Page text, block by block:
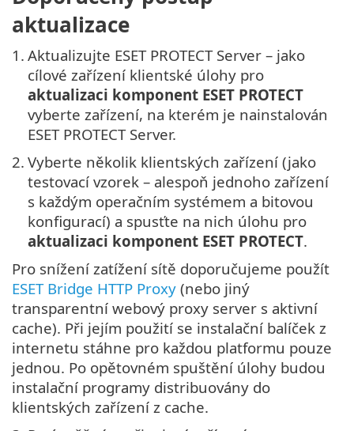
aktualizace
1. Aktualizujte ESET PROTECT Server – jako
cílové zařízení klientské úlohy pro
aktualizaci komponent ESET PROTECT
vyberte zařízení, na kterém je nainstalován
ESET PROTECT Server.
2. Vyberte několik klientských zařízení (jako
testovací vzorek – alespoň jednoho zařízení
s každým operačním systémem a bitovou
konfigurací) a spusťte na nich úlohu pro
aktualizaci komponent ESET PROTECT.
Pro snížení zatížení sítě doporučujeme použít
ESET Bridge HTTP Proxy (nebo jiný
transparentní webový proxy server s aktivní
cache). Při jejím použití se instalační balíček z
internetu stáhne pro každou platformu pouze
jednou. Po opětovném spuštění úlohy budou
instalační programy distribuovány do
klientských zařízení z cache.